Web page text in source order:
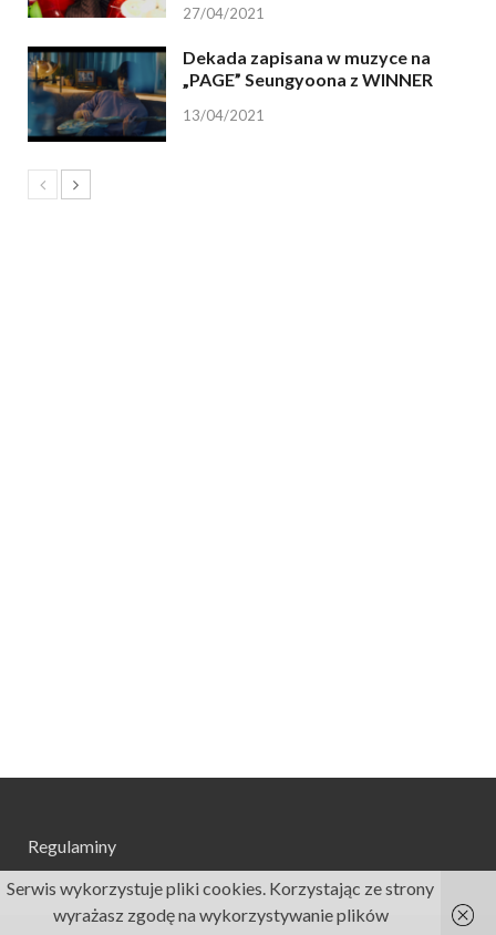
27/04/2021
Dekada zapisana w muzyce na
„PAGE” Seungyoona z WINNER
13/04/2021
Regulaminy
Serwis wykorzystuje pliki cookies. Korzystając ze strony
wyrażasz zgodę na wykorzystywanie plików